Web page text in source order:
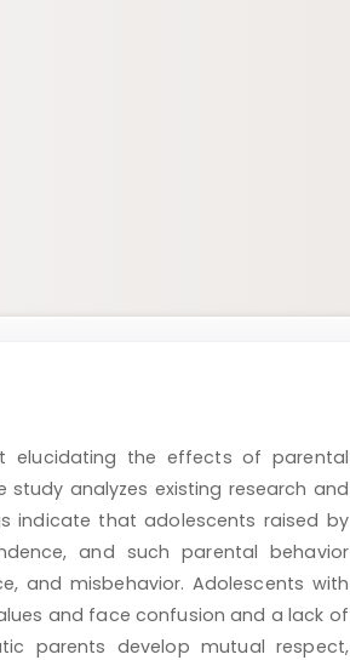
elucidating the effects of parental
analyzes existing research and
indicate that adolescents raised by
and such parental behavior
and misbehavior. Adolescents with
and face confusion and a lack of
parents develop mutual respect,